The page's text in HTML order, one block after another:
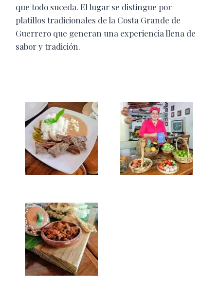
que todo suceda. El lugar se distingue por
platillos tradicionales de la Costa Grande de
Guerrero que generan una experiencia llena de
sabor y tradición.